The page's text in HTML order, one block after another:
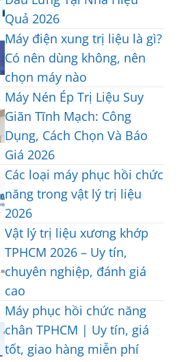
và
phương
pháp
điều
trị
2026
Trong
Vật
Lý
Trị
Liệu
xung
trị
đau
cổ
vai
gáy
có
tốt
không?
Hướng
dẫn
dụng
tại
nhà
bình
luận
Máy
Điện
Xung
Có
Tác
Dụng
|
Tác
dụng
thực
tế
khi
dụng
2026
Quả 2026
Không
bình
luận
Hướng
Dẫn
Chọn
Máy
Trị
Đau
Tại
Nhà
Hiệu
Quả
2026
Máy điện xung trị liệu là gì?
Có nên dùng không, nên
chọn máy nào
Không
có
bình
luận
ở
Máy
điện
xung
trị
liệu
là
Có
nên
không,
nên
chọn
nào
Máy Nén Ép Trị Liệu Suy
Giãn Tĩnh Mạch: Công
Dụng, Cách Chọn Và Báo
Giá 2026
Không
bình
luận
Máy
Nén
Ép
Trị
Liệu
Suy
Giãn
Tĩnh
Mạch:
Các loại máy phục hồi chức
năng trong vật lý trị liệu
2026
Không
bình
luận
Các
loại
máy
phục
hồi
Vật lý trị liệu xương khớp
TPHCM 2026 – Uy tín,
chuyên nghiệp, đánh giá
cao
Không
có
bình
luận
Máy phục hồi chức năng
chân TPHCM | Uy tín, giá
tốt, giao hàng miễn phí